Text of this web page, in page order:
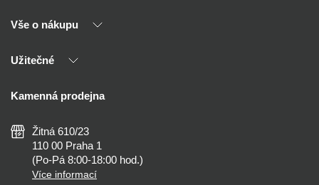
O nás
Kontakty
Vše o nákupu
Výhody T-LED
Montáž
Nejčastější dotazy
Než koupíte
Osvětlení dle místnosti
Užitečné
Reklamace a vrácení
Zásady ochrany soukromí
Nastavení cookies
Prohlášení o přístupnosti
Kamenná prodejna
Žitná 610/23
110 00 Praha 1
(Po-Pá 8:00-18:00 hod.)
Více informací